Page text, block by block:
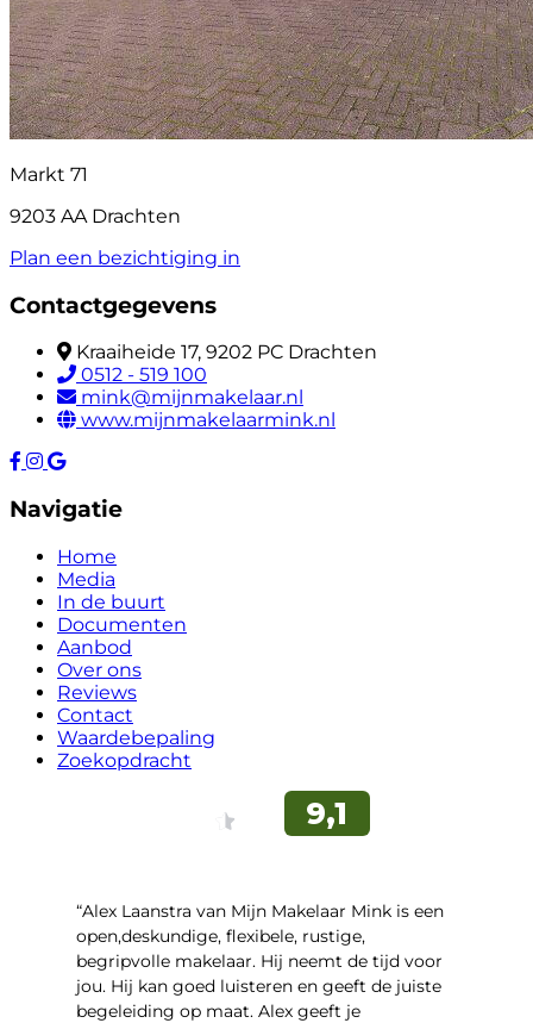
Markt 71
9203 AA Drachten
Plan een bezichtiging in
Contactgegevens
Kraaiheide 17, 9202 PC Drachten
0512 - 519 100
mink@mijnmakelaar.nl
www.mijnmakelaarmink.nl
Navigatie
Home
Media
In de buurt
Documenten
Aanbod
Over ons
Reviews
Contact
Waardebepaling
Zoekopdracht
“Alex Laanstra van Mijn Makelaar Mink is een
open,deskundige, flexibele, rustige,
begripvolle makelaar. Hij neemt de tijd voor
jou. Hij kan goed luisteren en geeft de juiste
begeleiding op maat. Alex geeft je